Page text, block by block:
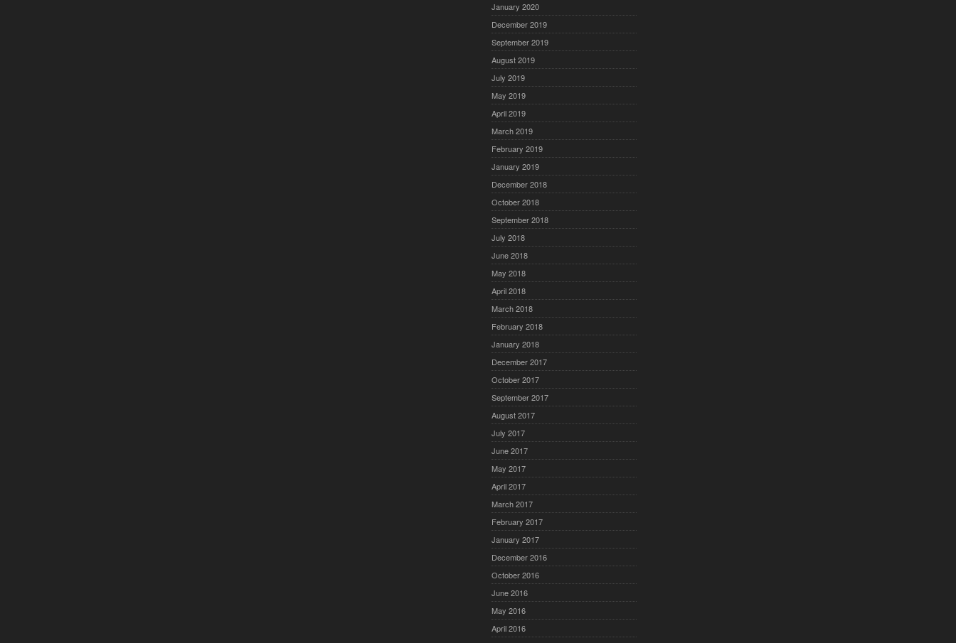
January 2020
December 2019
September 2019
August 2019
July 2019
May 2019
April 2019
March 2019
February 2019
January 2019
December 2018
October 2018
September 2018
July 2018
June 2018
May 2018
April 2018
March 2018
February 2018
January 2018
December 2017
October 2017
September 2017
August 2017
July 2017
June 2017
May 2017
April 2017
March 2017
February 2017
January 2017
December 2016
October 2016
June 2016
May 2016
April 2016